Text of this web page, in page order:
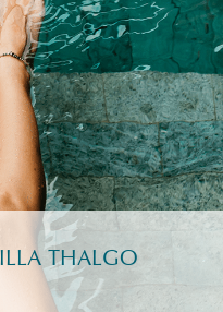
THALGO